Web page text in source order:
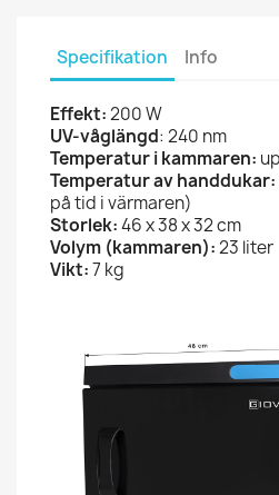
Specifikation Info
Effekt:200 W
UV-våglängd: 240 nm
Temperatur i kammaren:
Temperatur av handdukar:
på tid i värmaren)
Storlek:46 x 38 x 32 cm
Volym (kammaren):23 liter
Vikt:7 kg